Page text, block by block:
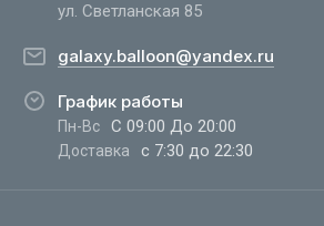
ул. Светланская 85
galaxy.balloon@yandex.ru
График работы
Пн-Вс С 09:00 До 20:00
Доставка с 7:30 до 22:30